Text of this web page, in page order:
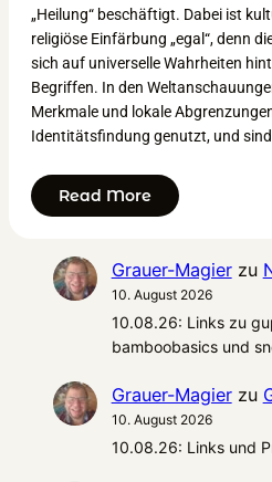
„Heilung“ beschäftigt. Dabei ist
religiöse Einfärbung „egal“, denn
sich auf universelle Wahrheiten
Begriffen. In den
Merkmale und lokale
Identitätsfindung genutzt, und
Read More
Grauer-Magierzu
10. August 2026
10.08.26: Links zu
bamboobasics und
Grauer-Magierzu
10. August 2026
10.08.26: Links und